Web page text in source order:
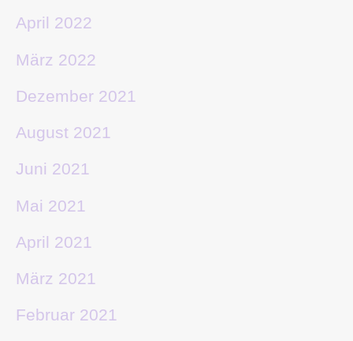
April 2022
März 2022
Dezember 2021
August 2021
Juni 2021
Mai 2021
April 2021
März 2021
Februar 2021